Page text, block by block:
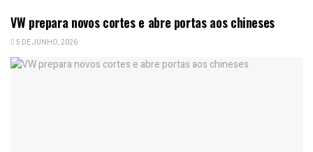
VW prepara novos cortes e abre portas aos chineses
5 DE JUNHO, 2026